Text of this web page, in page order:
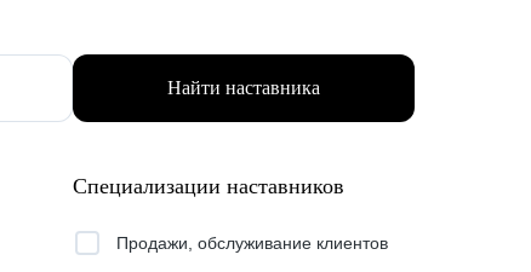
Найти наставника
Специализации наставников
Продажи, обслуживание клиентов